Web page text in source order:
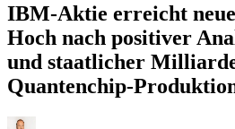
IBM-Aktie erreicht
Hoch nach positiver
und staatlicher
Quantenchip-